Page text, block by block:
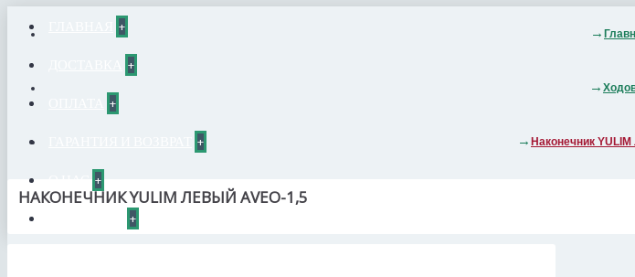
+
+
+
+
+
+
Наконечник
НАКОНЕЧНИК YULIM ЛЕВЫЙ AVEO-1,5